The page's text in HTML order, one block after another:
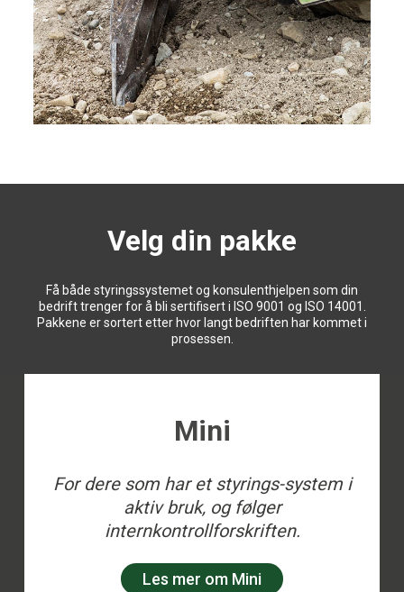
Velg din pakke
Få både styringssystemet og konsulenthjelpen som din
bedrift trenger for å bli sertifisert i ISO 9001 og ISO 14001.
Pakkene er sortert etter hvor langt bedriften har kommet i
prosessen.
Mini
For dere som har et styrings-system i
aktiv bruk, og følger
internkontrollforskriften.
Les mer om Mini